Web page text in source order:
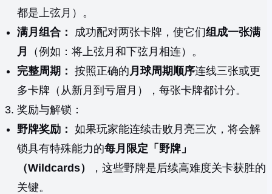
都是上弦月）。
满月组合：
成功配对两张卡牌，使它们组成一张满
月
（例如：将上弦月和下弦月相连）。
完整周期： 按照正确的月球周期顺序连线三张或更
多卡牌（从新月到亏眉月），每张卡牌都计分。
3. 奖励与解锁：
野牌奖励： 如果玩家能连续击败月亮三次，将会解
锁具有特殊能力的每月限定「野牌」
（Wildcards）
，这些野牌是后续高难度关卡获胜的
关键。